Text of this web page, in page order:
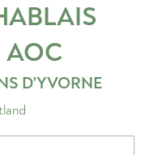
AOC
D'YVORNE